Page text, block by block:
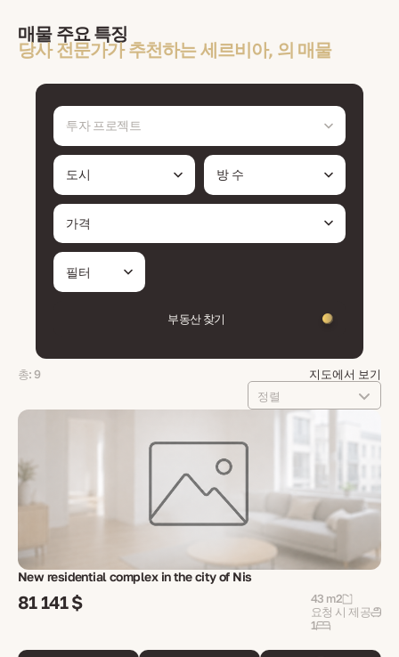
매물 주요 특징
당사 전문가가 추천하는 세르비아, 의 매물
투자 프로젝트
도시 방 수
가격
필터
부동산 찾기
총: 9
지도에서 보기
정렬
New residential complex in the city of Nis
81 141 $
43 m2
요청 시 제공
1